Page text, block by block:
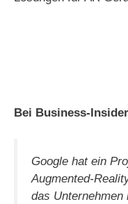
Bei Business-
Google hat ein
Augmented-
das Unternehmen